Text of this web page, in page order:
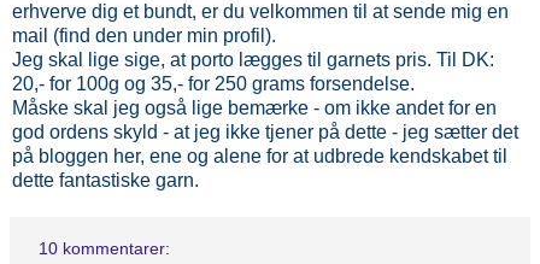
erhverve dig et bundt, er du velkommen til at sende mig en
mail (find den under min profil).
Jeg skal lige sige, at porto lægges til garnets pris. Til DK:
20,- for 100g og 35,- for 250 grams forsendelse.
Måske skal jeg også lige bemærke - om ikke andet for en
god ordens skyld - at jeg ikke tjener på dette - jeg sætter det
på bloggen her, ene og alene for at udbrede kendskabet til
dette fantastiske garn.
10 kommentarer: